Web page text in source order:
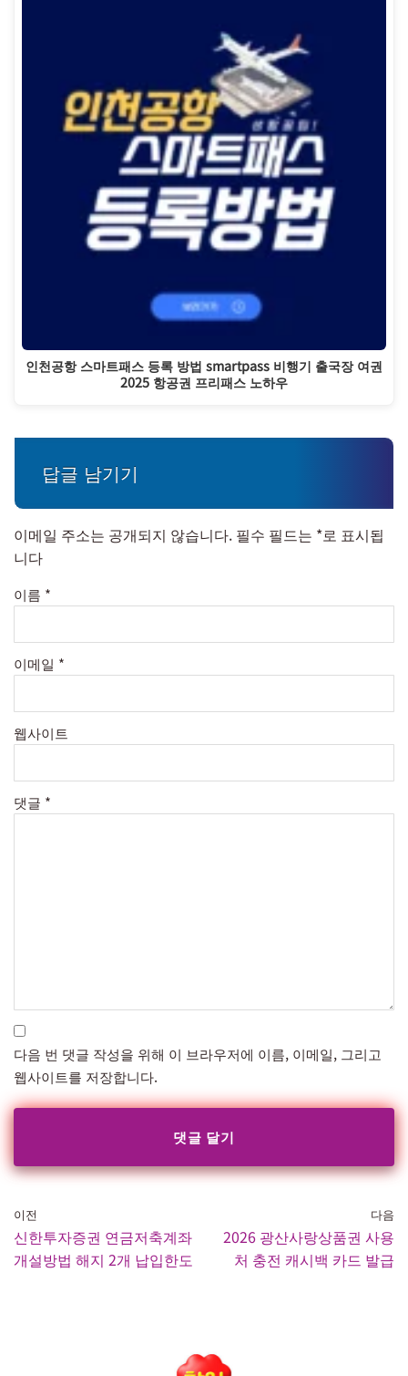
인천공항 스마트패스 등록 방법 smartpass 비행기 출국장 여권
2025 항공권 프리패스 노하우
답글 남기기
이메일 주소는 공개되지 않습니다. 필수 필드는 *로 표시됩
니다
이름 *
이메일 *
웹사이트
댓글 *
다음 번 댓글 작성을 위해 이 브라우저에 이름, 이메일, 그리고
웹사이트를 저장합니다.
이전
신한투자증권 연금저축계좌
개설방법 해지 2개 납입한도
다음
2026 광산사랑상품권 사용
처 충전 캐시백 카드 발급